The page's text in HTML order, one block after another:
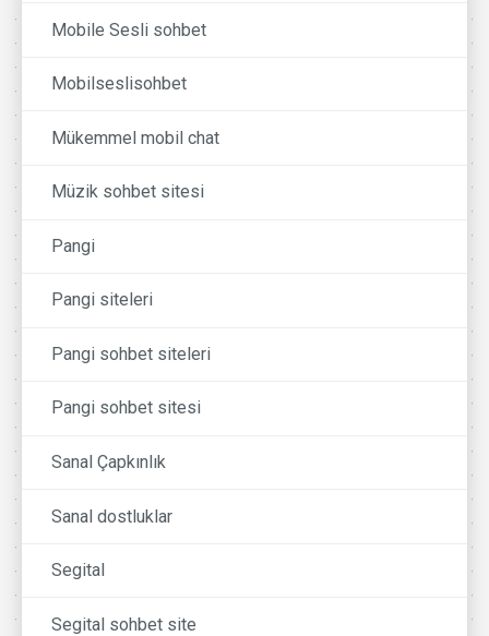
Mobile Sesli sohbet
Mobilseslisohbet
Mükemmel mobil chat
Müzik sohbet sitesi
Pangi
Pangi siteleri
Pangi sohbet siteleri
Pangi sohbet sitesi
Sanal Çapkınlık
Sanal dostluklar
Segital
Segital sohbet site